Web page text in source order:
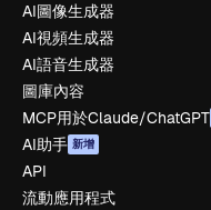
AI圖像生成器
AI視頻生成器
AI語音生成器
圖庫內容
MCP用於Claude/ChatGPT
AI助手 新增
API
流動應用程式